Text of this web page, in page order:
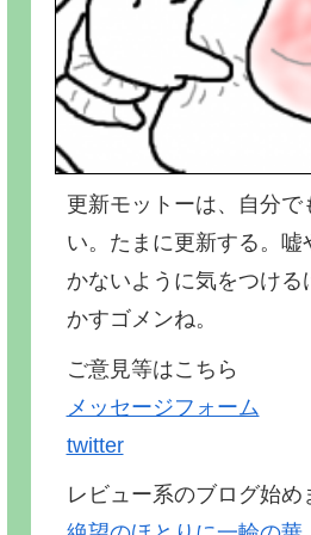
更新モットーは、自分で
い。たまに更新する。嘘
かないように気をつける
かすゴメンね。
ご意見等はこちら
メッセージフォーム
twitter
レビュー系のブログ始め